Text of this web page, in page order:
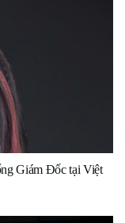
Giám Đốc tại Việt